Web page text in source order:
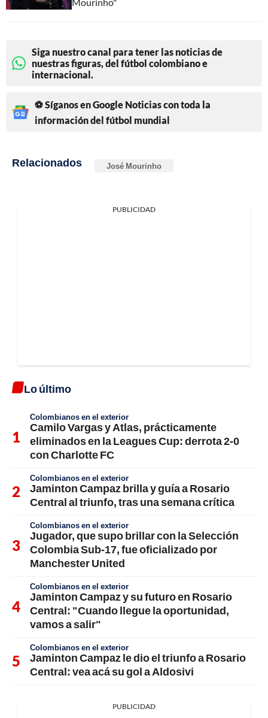
Mourinho"
Siga nuestro canal para tener las noticias de
nuestras figuras, del fútbol colombiano e
internacional.
⚽ Síganos en Google Noticias con toda la
información del fútbol mundial
Relacionados José Mourinho
PUBLICIDAD
Lo último
Colombianos en el exterior
Camilo Vargas y Atlas, prácticamente
eliminados en la Leagues Cup: derrota 2-0
con Charlotte FC
Colombianos en el exterior
Jaminton Campaz brilla y guía a Rosario
Central al triunfo, tras una semana crítica
Colombianos en el exterior
Jugador, que supo brillar con la Selección
Colombia Sub-17, fue oficializado por
Manchester United
Colombianos en el exterior
Jaminton Campaz y su futuro en Rosario
Central: "Cuando llegue la oportunidad,
vamos a salir"
Colombianos en el exterior
Jaminton Campaz le dio el triunfo a Rosario
Central: vea acá su gol a Aldosivi
PUBLICIDAD